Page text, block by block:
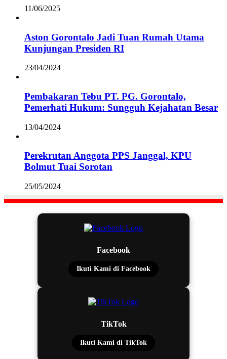
11/06/2025
Aston Gorontalo Jadi Tuan Rumah Utama
Kunjungan Presiden RI
23/04/2024
Pembakaran Tebu PT. PG. Gorontalo,
Pemerhati Hukum: Sungguh Kejahatan Besar
13/04/2024
Perekrutan Anggota PPS Janggal, KPU
Bolmut Tuai Sorotan
25/05/2024
Facebook
Ikuti Kami di Facebook
TikTok
Ikuti Kami di TikTok